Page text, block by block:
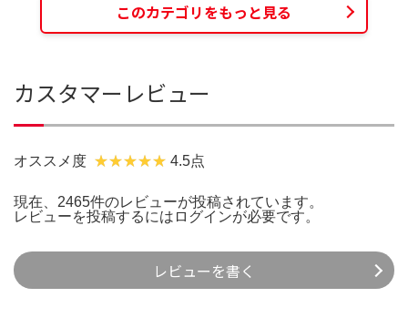
このカテゴリをもっと見る
カスタマーレビュー
オススメ度 4.5点
現在、2465件のレビューが投稿されています。
レビューを投稿するには ログインが必要です。
レビューを書く